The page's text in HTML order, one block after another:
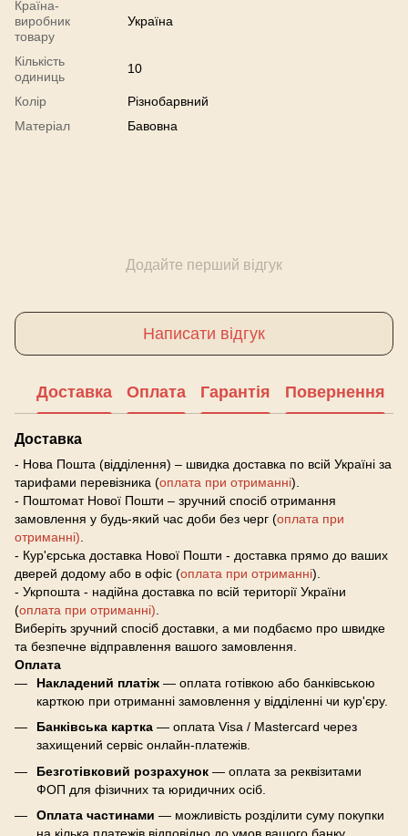
Країна-
виробник
товару
Україна
Кількість
одиниць
10
Колір
Різнобарвний
Матеріал
Бавовна
Додайте перший відгук
Написати відгук
Доставка Оплата Гарантія Повернення
Доставка
- Нова Пошта (відділення) – швидка доставка по всій Україні за
тарифами перевізника (оплата при отриманні).
- Поштомат Нової Пошти – зручний спосіб отримання
замовлення у будь-який час доби без черг (оплата при
отриманні)
- Кур'єрська доставка Нової Пошти - доставка прямо до ваших
дверей додому або в офіс (оплата при отриманні).
- Укрпошта - надійна доставка по всій території України
(оплата при отриманні)
Виберіть зручний спосіб доставки, а ми подбаємо про швидке
та безпечне відправлення вашого замовлення.
Оплата
Накладений платіж — оплата готівкою або банківською
карткою при отриманні замовлення у відділенні чи кур'єру.
Банківська картка — оплата Visa / Mastercard через
захищений сервіс онлайн-платежів.
Безготівковий розрахунок — оплата за реквізитами
ФОП для фізичних та юридичних осіб.
Оплата частинами — можливість розділити суму покупки